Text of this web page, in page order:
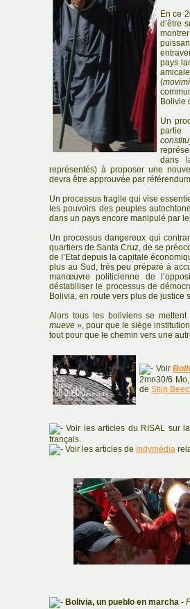
En ce
d’être
pays
(
Bolivie
Un
dans
représentés) à proposer une
devra être approuvée par
Un processus fragile qui vise
les pouvoirs des peuples
dans un pays encore manipulé par
Un processus dangereux qui
quartiers de Santa Cruz, de se
de l’Etat depuis la capitale
plus au Sud, très peu préparé à
manœuvre politicienne de
déstabiliser le processus de
Bolivia, en route vers plus de justice
Alors tous les boliviens se
mueve », pour que le siège
tout pour que le chemin vers une
Voir
2mn30/6
de Stijn
Voir les articles du RISAL sur
français.
Voir les articles de Indymédia
Bolivia, un pueblo en marcha -